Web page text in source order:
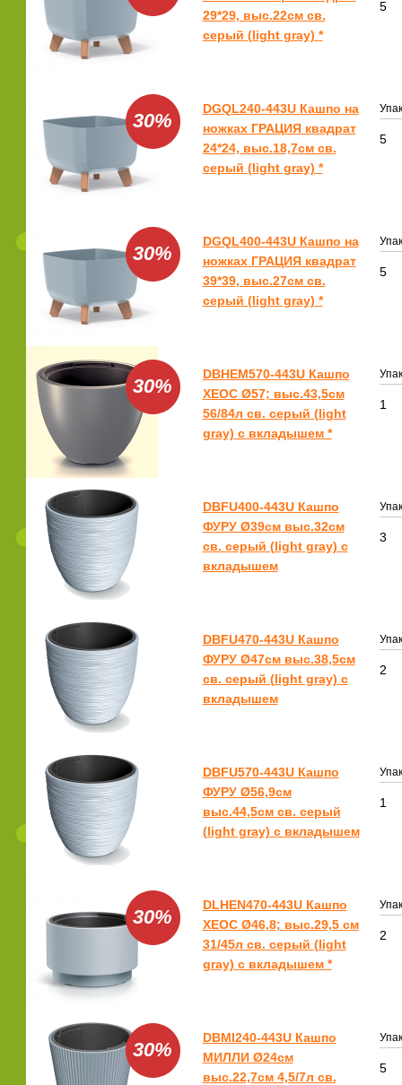
29*29, выс.22см св.
серый (light gray) *
5
30%
DGQL240-443U Кашпо на
ножках ГРАЦИЯ квадрат
24*24, выс.18,7см св.
серый (light gray) *
5
30%
DGQL400-443U Кашпо на
ножках ГРАЦИЯ квадрат
39*39, выс.27см св.
серый (light gray) *
5
30%
DBHEM570-443U Кашпо
ХЕОС Ø57; выс.43,5см
56/84л св. серый (light
gray) с вкладышем *
1
DBFU400-443U Кашпо
ФУРУ Ø39см выс.32см
св. серый (light gray) с
вкладышем
3
DBFU470-443U Кашпо
ФУРУ Ø47см выс.38,5см
св. серый (light gray) с
вкладышем
2
DBFU570-443U Кашпо
ФУРУ Ø56,9см
выс.44,5см св. серый
(light gray) с вкладышем
1
30%
DLHEN470-443U Кашпо
ХЕОС Ø46,8; выс.29,5 см
31/45л св. серый (light
gray) с вкладышем *
2
30%
DBMI240-443U Кашпо
МИЛЛИ Ø24см
выс.22,7см 4,5/7л св.
5